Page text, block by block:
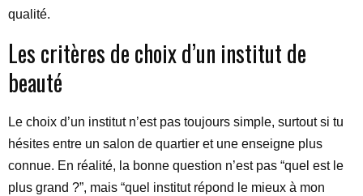
qualité.
Les critères de choix d’un institut de
beauté
Le choix d’un institut n’est pas toujours simple, surtout si tu
hésites entre un salon de quartier et une enseigne plus
connue. En réalité, la bonne question n’est pas “quel est le
plus grand ?”, mais “quel institut répond le mieux à mon